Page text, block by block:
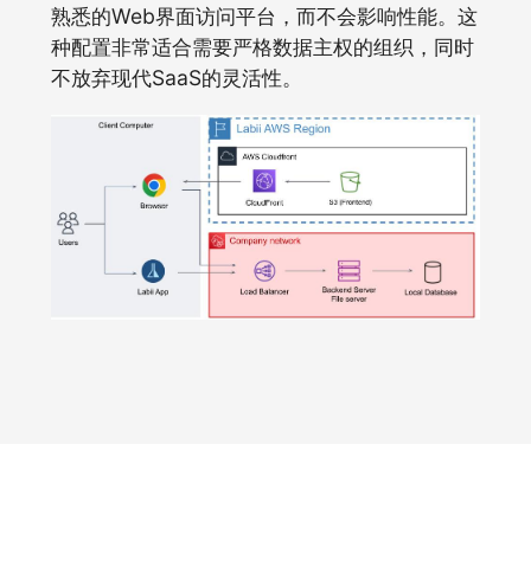
熟悉的Web界面访问平台，而不会影响性能。这
种配置非常适合需要严格数据主权的组织，同时
不放弃现代SaaS的灵活性。